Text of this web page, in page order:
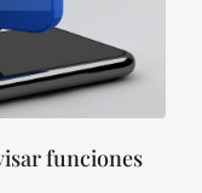
funciones